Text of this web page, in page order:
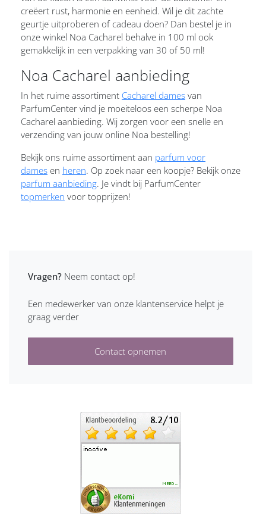
creëert rust, harmonie en eenheid. Wil je dit zachte
geurtje uitproberen of cadeau doen? Dan bestel je in
onze winkel Noa Cacharel behalve in 100 ml ook
gemakkelijk in een verpakking van 30 of 50 ml!
Noa Cacharel aanbieding
In het ruime assortiment Cacharel dames van
ParfumCenter vind je moeiteloos een scherpe Noa
Cacharel aanbieding. Wij zorgen voor een snelle en
verzending van jouw online Noa bestelling!
Bekijk ons ruime assortiment aan parfum voor
dames en heren. Op zoek naar een koopje? Bekijk onze
parfum aanbieding. Je vindt bij ParfumCenter
topmerken voor topprijzen!
Vragen? Neem contact op!
Een medewerker van onze klantenservice helpt je
graag verder
Contact opnemen